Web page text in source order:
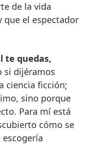
de la vida
que el espectador
te quedas,
si dijéramos
ciencia ficción;
sino porque
Para mí está
cómo se